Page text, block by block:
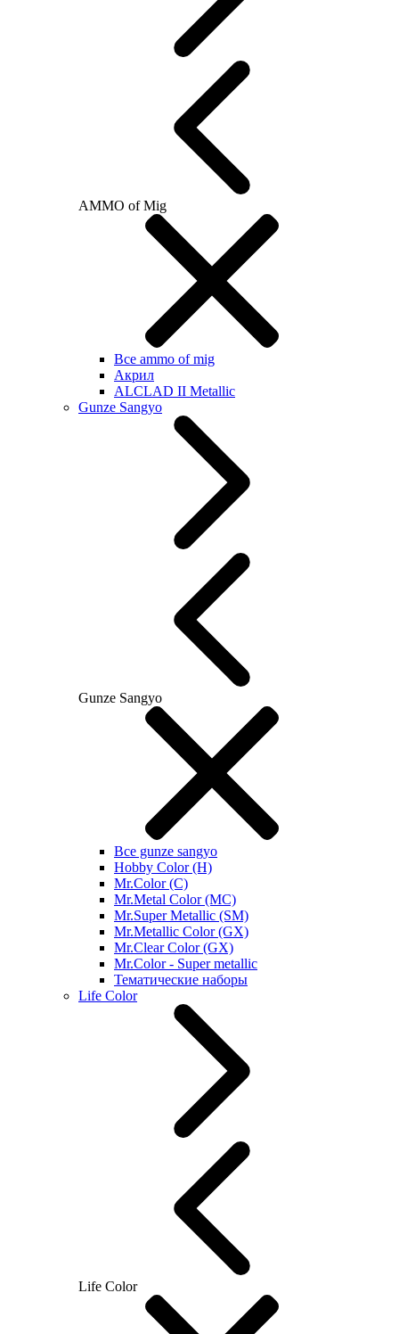
AMMO of Mig
Все ammo of mig
Акрил
ALCLAD II Metallic
Gunze Sangyo
Gunze Sangyo
Все gunze sangyo
Hobby Color (H)
Mr.Color (C)
Mr.Metal Color (MC)
Mr.Super Metallic (SM)
Mr.Metallic Color (GX)
Mr.Clear Color (GX)
Mr.Color - Super metallic
Тематические наборы
Life Color
Life Color